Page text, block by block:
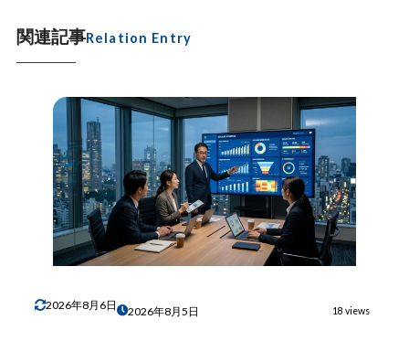
関連記事Relation Entry
2026年8月6日 2026年8月5日 18 views